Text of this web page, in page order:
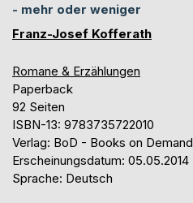
- mehr oder weniger
Franz-Josef Kofferath
Romane & Erzählungen
Paperback
92 Seiten
ISBN-13: 9783735722010
Verlag: BoD - Books on Demand
Erscheinungsdatum: 05.05.2014
Sprache: Deutsch